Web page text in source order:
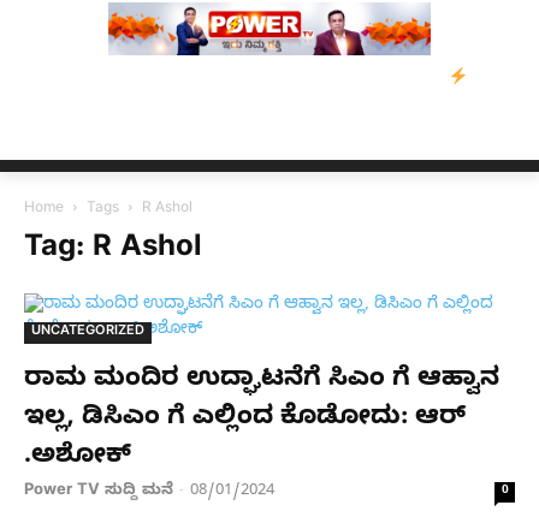
Home Tags R Ashol
Tag: R Ashol
UNCATEGORIZED
ರಾಮ ಮಂದಿರ ಉದ್ಘಾಟನೆಗೆ ಸಿಎಂ ಗೆ ಆಹ್ವಾನ
ಇಲ್ಲ, ಡಿಸಿಎಂ ಗೆ ಎಲ್ಲಿಂದ ಕೊಡೋದು: ಆರ್​
.ಅಶೋಕ್​
Power TV ಸುದ್ದಿ ಮನೆ - 08/01/2024 0